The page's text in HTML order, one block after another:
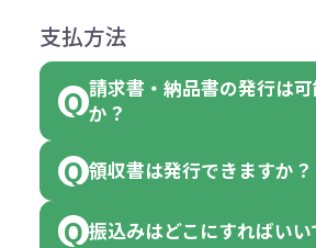
費用）
になっております。
クエアトート」は10個
色を指定出来るので、
個、ブルーを90個、イ
合
●名入れ、オリジナル
っていた場合
または返金にて対応さ
ます。
計算例：
＜1色印刷の場合＞
（提供価格（商品代）+
（印刷代））×枚数+製
（提供価格（商品代）+
商品によりますが、お
ていただきます。
見積もりサポートから
支払方法
請求書・納品書の発行は
か？
会員様はマイページよ
ダウンロードが可能で
領収書は発行できますか？
振込みはどこにすればいい